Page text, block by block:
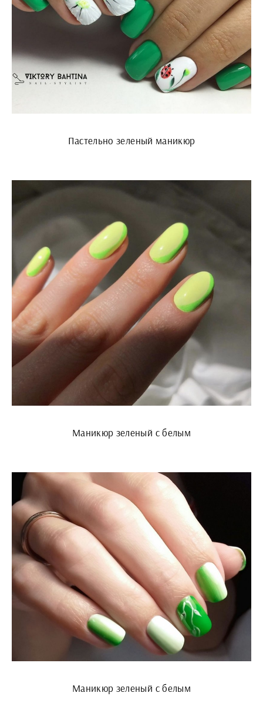
Пастельно зеленый маникюр
Маникюр зеленый с белым
Маникюр зеленый с белым